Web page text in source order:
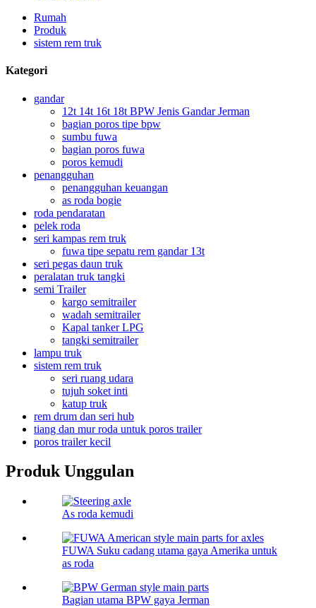
Rumah
Produk
sistem rem truk
Kategori
gandar
12t 14t 16t 18t BPW Jenis Gandar Jerman
bagian poros tipe bpw
sumbu fuwa
bagian poros fuwa
poros kemudi
penangguhan
penangguhan keuangan
as roda bogie
roda pendaratan
pelek roda
seri kampas rem truk
fuwa tipe sepatu rem gandar 13t
seri pegas daun truk
peralatan truk tangki
semi Trailer
kargo semitrailer
wadah semitrailer
Kapal tanker LPG
tangki semitrailer
lampu truk
sistem rem truk
seri ruang udara
tujuh soket inti
katup truk
rem drum dan seri hub
tiang dan mur roda untuk poros trailer
poros trailer kecil
Produk Unggulan
As roda kemudi
FUWA Suku cadang utama gaya Amerika untuk
as roda
Bagian utama BPW gaya Jerman